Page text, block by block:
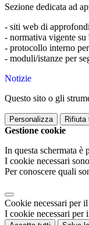
Sezione dedicata ad
- siti web di
- normativa vigente
- protocollo interno
- moduli/istanze per
Notizie
Questo sito o gli
Personalizza Rifiuta
Gestione cookie
In questa schermata è
I cookie necessari
Per conoscere quali
Cookie necessari per
I cookie necessari per